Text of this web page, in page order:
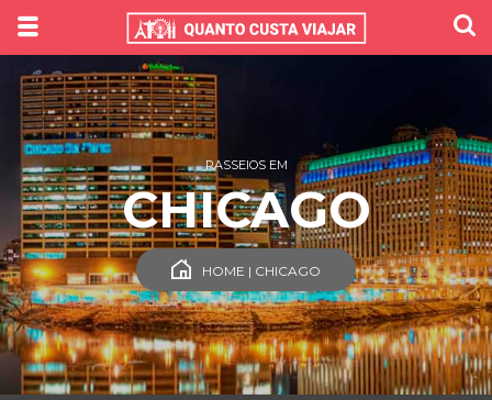
PASSEIOS EM
CHICAGO
HOME | CHICAGO